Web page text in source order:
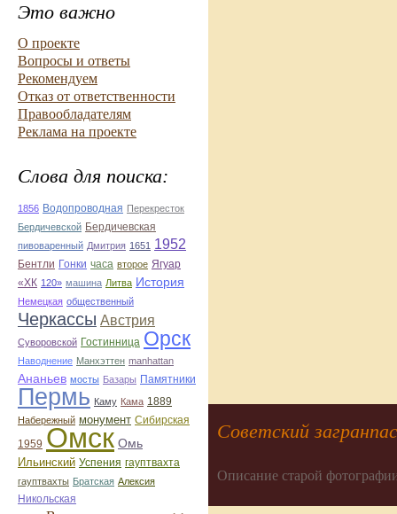
Это важно
О проекте
Вопросы и ответы
Рекомендуем
Отказ от ответственности
Правообладателям
Реклама на проекте
Слова для поиска:
1856 Водопроводная Перекресток
Бердичевской Бердичевская
пивоваренный Дмитрия 1651 1952
Бентли Гонки часа второе Ягуар
«ХК 120» машина Литва История
Немецкая общественный
Черкассы Австрия
Суворовской Гостинница Орск
Наводнение Манхэттен manhattan
Ананьев мосты Базары Памятники
Пермь Каму Кама 1889
Набережный монумент Сибирская
1959 Омск Омь
Ильинский Успения гауптвахта
гауптвахты Братская Алексия
Никольская
Советский
Описание старой